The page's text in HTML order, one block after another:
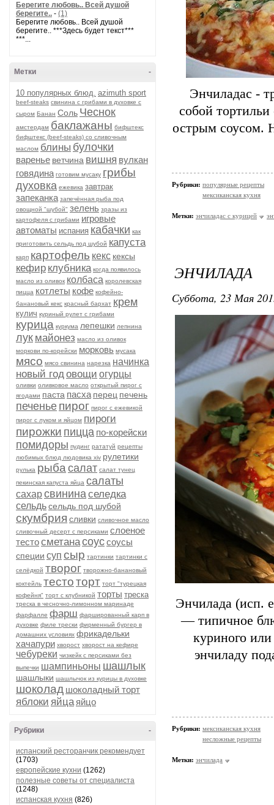
Берегите любовь.. Всей душой
берегите.. - (1)
Берегите любовь.. Всей душой
берегите.. ***Здесь будет текст***
***...
-
Метки
10 популярных блюд. azimuth sport
beef-stеаks cвинина с грибами в духовке с
сыром Банан Соль Чеснок
амстердам баклажаны бифштекс
бифштекс (beef-stеаks) со сливочным
маслом блины булочки
варенье ветчина вишня вулкан
говядина готовим мусаку грибы
духовка ежевика завтрак
запеканка запечённая рыба под
овощной "шубой" зелень зразы из
картофеля с грибами игровые
автоматы испания кабачки как
приготовить сельдь под шубой капуста
карп картофель кекс кексы
кефир клубника когда появилось
масло из оливок колбаса королевская
пицца котлеты кофе кофейно-
банановый кекс красный бархат крем
кулич куриный рулет с грибами
курица куркума лепешки лепнина
лук майонез масло из оливок
моркови по-корейски морковь мусака
мясо мясо свинина нарезка начинка
новый годовощи огурцы
оливки оливковое масло открытый пирог с
ягодами паста пасха перец печень
печенье пирог пирог с ежевикой
пирог с луком и яйцом пироги
пирожки пицца по-корейски
помидоры пудинг рататуй рецепты
любимых блюд людовика xiv рулетики
рулька рыба салат салат тунец
пекинская капуста яйца салаты
сахарсвининаселедка
сельдьсельдь под шубой
скумбрия сливки сливочное масло
сливочный десерт с персиками слоеное
тестосметанасоуссоусы
специи суп сыр тартинки тартинки с
селёдкой творог творожно-банановый
коктейль тестоторт торт "турецкая
кофейня" торт с клубникой торты треска
треска в чесночно-лимонном маринаде
фарфалле фарш фаршированный карп в
духовке филе трески фирменный бургер в
домашних условиях фрикадельки
хачапури хворост хворост на кефире
чебуреки чизкейк с персиками без
выпечки шампиньоны шашлык
шашлыки шашлычок из курицы в духовке
шоколад шоколадный торт
яблоки яйца яйцо
-
Рубрики
испанский ресторанчик рекомендует
(1703)
европейские кухни (1262)
полезные советы от специалиста
(1248)
испанская кухня (826)
Энчиладас -
собой
острым соусом.
Рубрики: популярные рецепты
мексиканская кухня
Метки: энчиладас с курицей
ЭНЧИЛАДА
Суббота, 23 Мая
Энчилада (исп.
— типичное
куриного
энчиладу
Рубрики: мексиканская кухня
несложные рецепты
Метки: энчилада